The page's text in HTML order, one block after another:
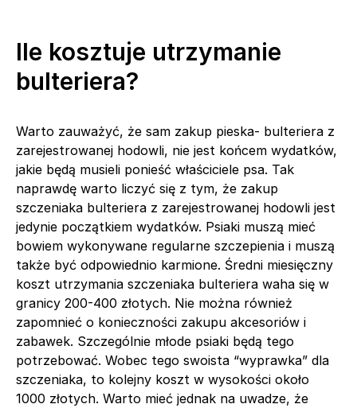
Ile kosztuje utrzymanie
bulteriera?
Warto zauważyć, że sam zakup pieska- bulteriera z
zarejestrowanej hodowli, nie jest końcem wydatków,
jakie będą musieli ponieść właściciele psa. Tak
naprawdę warto liczyć się z tym, że zakup
szczeniaka bulteriera z zarejestrowanej hodowli jest
jedynie początkiem wydatków. Psiaki muszą mieć
bowiem wykonywane regularne szczepienia i muszą
także być odpowiednio karmione. Średni miesięczny
koszt utrzymania szczeniaka bulteriera waha się w
granicy 200-400 złotych. Nie można również
zapomnieć o konieczności zakupu akcesoriów i
zabawek. Szczególnie młode psiaki będą tego
potrzebować. Wobec tego swoista “wyprawka” dla
szczeniaka, to kolejny koszt w wysokości około
1000 złotych. Warto mieć jednak na uwadze, że